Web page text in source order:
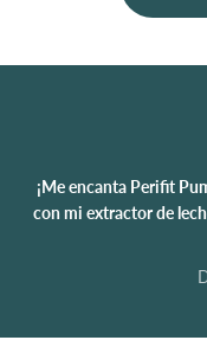
¡Me encanta Perifit
con mi extractor de